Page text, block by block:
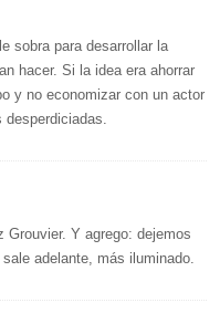
sobra para desarrollar la
hacer. Si la idea era ahorrar
y no economizar con un actor
desperdiciadas.
Grouvier. Y agrego: dejemos
adelante, más iluminado.